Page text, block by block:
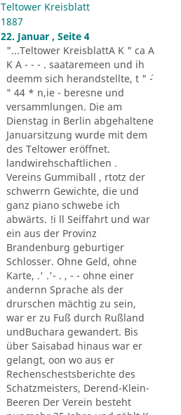
Teltower Kreisblatt
1887
22. Januar , Seite 4
"...Teltower KreisblattA K " ca A
K A - - - . saataremeen und ih
deemm sich herandstellte, t " ´-
" 44 * n,ie - beresne und
versammlungen. Die am
Dienstag in Berlin abgehaltene
Januarsitzung wurde mit dem
des Teltower eröffnet.
landwirehschaftlichen .
Vereins Gummiball , rtotz der
schwerrn Gewichte, die und
ganz piano schwebe ich
abwärts. !i ll Seiffahrt und war
ein aus der Provinz
Brandenburg geburtiger
Schlosser. Ohne Geld, ohne
Karte, .' .'- . , - - ohne einer
andernn Sprache als der
drurschen mächtig zu sein,
war er zu Fuß durch Rußland
undBuchara gewandert. Bis
über Saisabad hinaus war er
gelangt, oon wo aus er
Rechenschestsberichte des
Schatzmeisters, Derend-Klein-
Beeren Der Verein besteht